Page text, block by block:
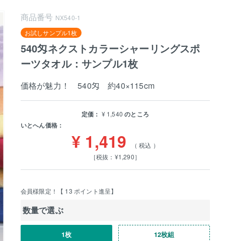
商品番号 NX540-1
お試しサンプル1枚
540匁ネクストカラーシャーリングスポ
ーツタオル：サンプル1枚
価格が魅力！ 540匁 約40×115cm
定価： ¥ 1,540 のところ
いとへん価格：
¥ 1,419
税込
［税抜：¥1,290］
会員様限定！【 13 ポイント進呈】
数量で選ぶ
1枚 12枚組